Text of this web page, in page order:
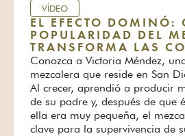
VÍDEO
EL EFECTO DOMINÓ:
POPULARIDAD DEL
TRANSFORMA LAS
Conozca a Victoria Méndez,
mezcalera que reside en San
Al crecer, aprendió a producir
de su padre y, después de que
ella era muy pequeña, el
clave para la supervivencia de